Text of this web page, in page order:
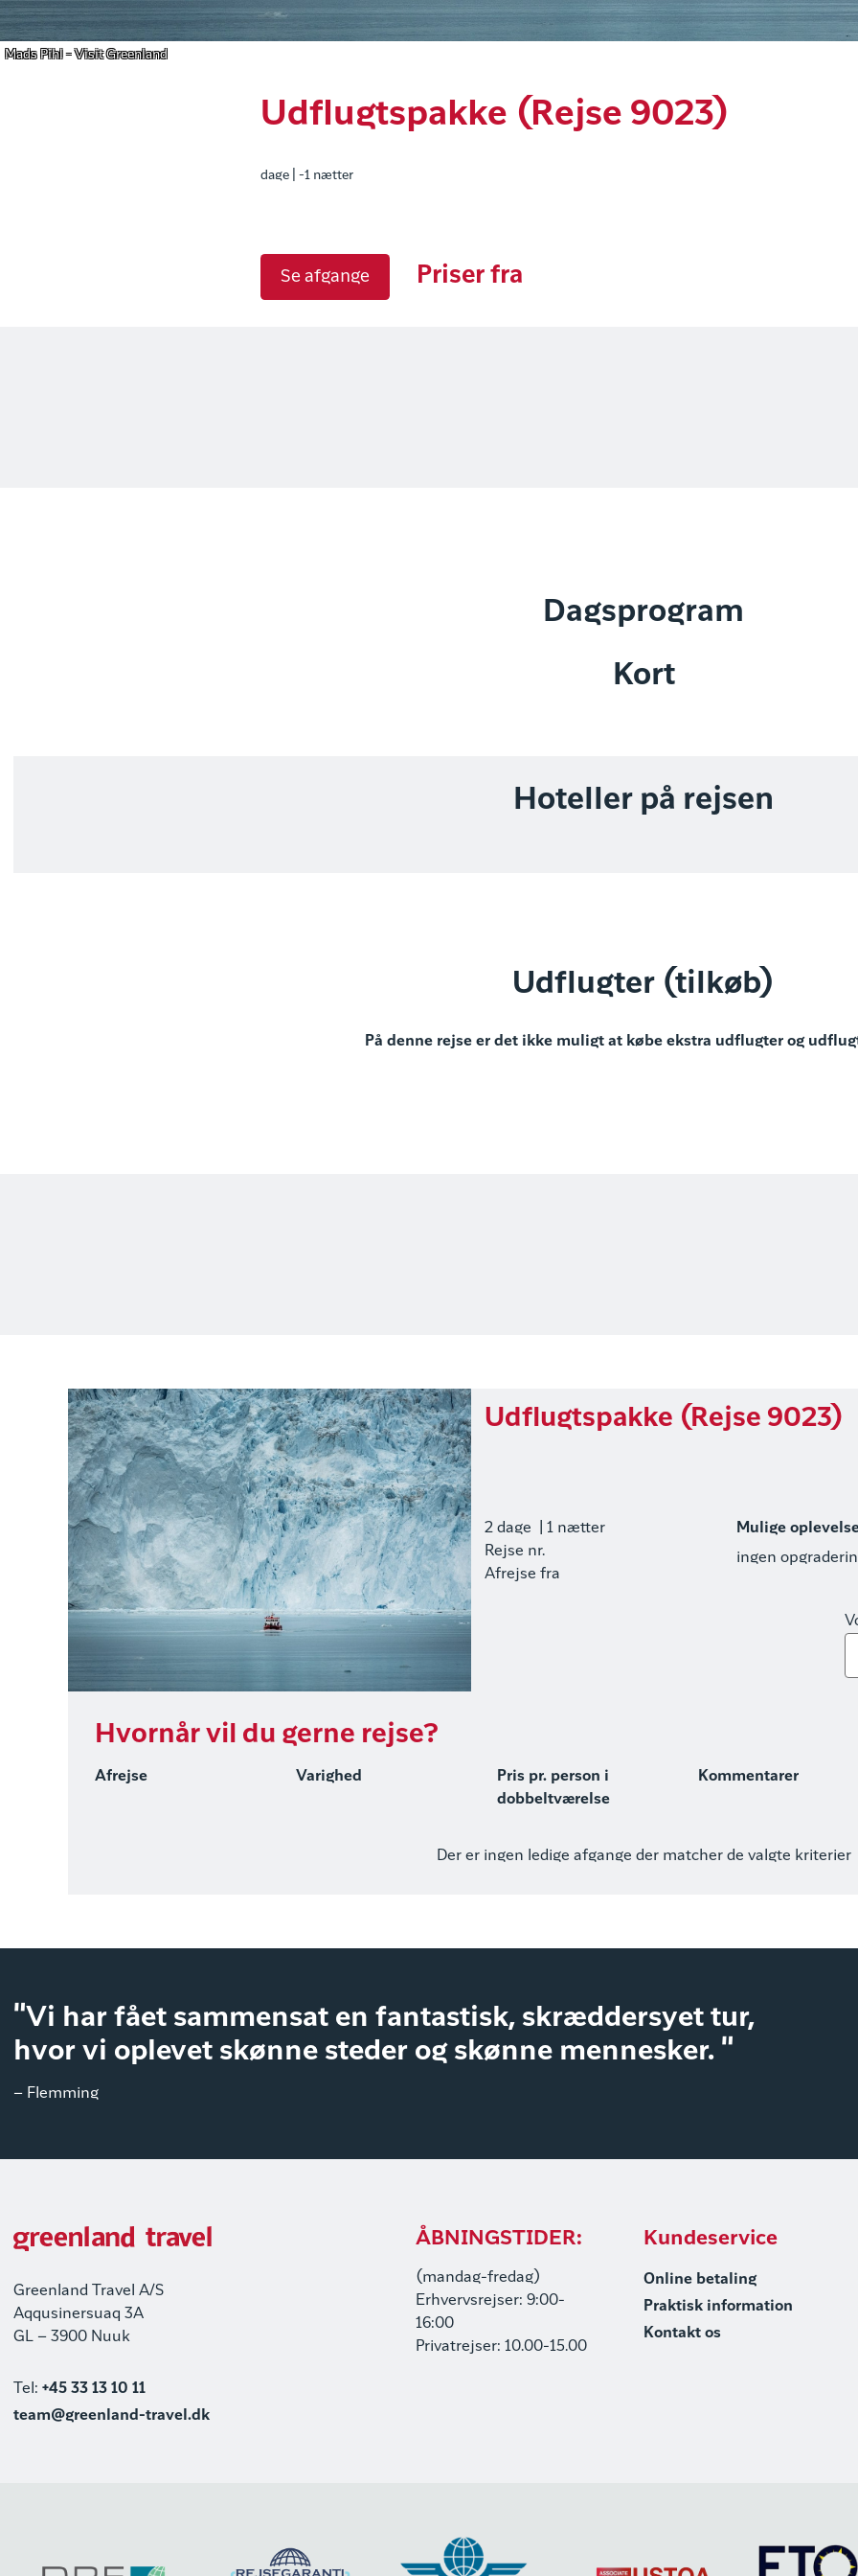
Mads Pihl - Visit Greenland
Udflugtspakke (Rejse 9023)
dage | -1 nætter
Se afgange Priser fra
Dagsprogram
Kort
Hoteller på rejsen
Udflugter (tilkøb)
På denne rejse er det ikke muligt at købe ekstra udflugter og
Udflugtspakke (Rejse 9023)
2 dage
| 1 nætter
Rejse nr.
Afrejse fra
Mulige
ingen
Hvornår vil du gerne rejse?
Afrejse Varighed
Pris pr. person i
dobbeltværelse
Kommentarer
Der er ingen ledige afgange der matcher de valgte kriterier
"Vi har fået sammensat en fantastisk, skræddersyet tur,
hvor vi oplevet skønne steder og skønne mennesker. "
– Flemming
Greenland Travel A/S
Aqqusinersuaq 3A
GL – 3900 Nuuk
Tel: +45 33 13 10 11
team@greenland-travel.dk
ÅBNINGSTIDER:
(mandag-fredag)
Erhvervsrejser: 9:00-
16:00
Privatrejser: 10.00-15.00
Kundeservice
Online betaling
Praktisk information
Kontakt os